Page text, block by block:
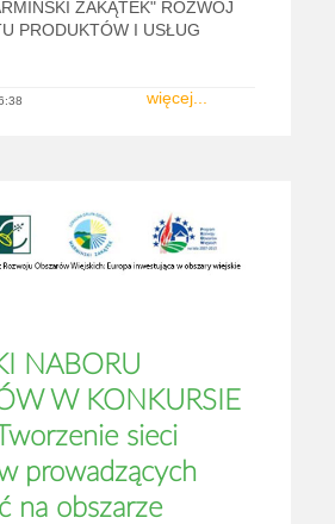
ZAKĄTEK" ROZWÓJ
PRODUKTÓW I USŁUG
więcej...
NABORU
W KONKURSIE
sieci
prowadzących
na obszarze